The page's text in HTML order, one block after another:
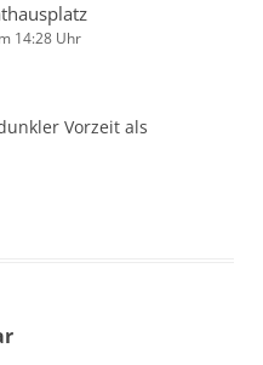
14:28 Uhr
Vorzeit als